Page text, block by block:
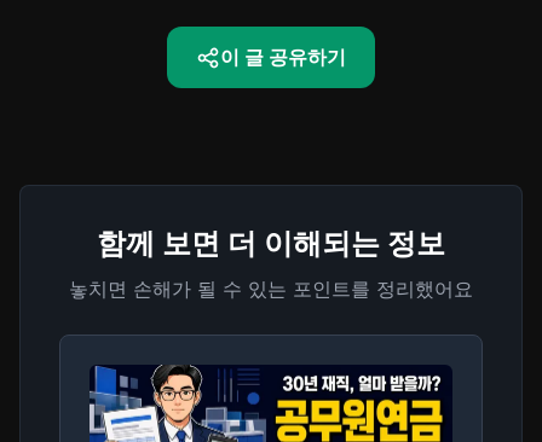
이 글 공유하기
함께 보면 더 이해되는 정보
놓치면 손해가 될 수 있는 포인트를 정리했어요